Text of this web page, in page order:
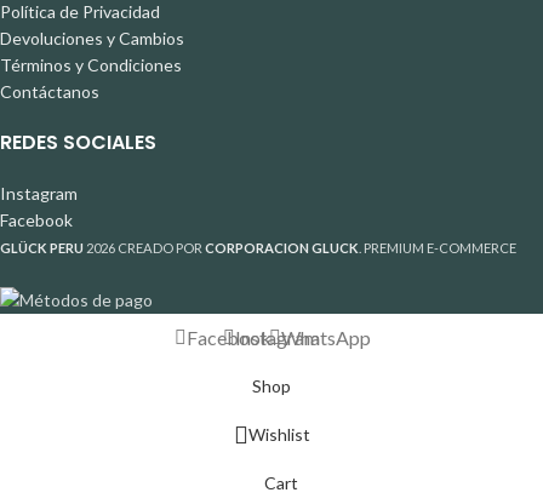
Política de Privacidad
Devoluciones y Cambios
Términos y Condiciones
Contáctanos
REDES SOCIALES
Instagram
Facebook
GLÜCK PERU 2026 CREADO POR CORPORACION GLUCK . PREMIUM E-COMMERCE
FacebookInstagramWhatsApp
Shop
Wishlist
Cart